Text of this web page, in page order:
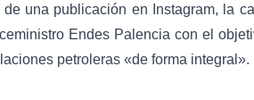
de una publicación en Instagram, la
Endes Palencia con el
petroleras «de forma integral».